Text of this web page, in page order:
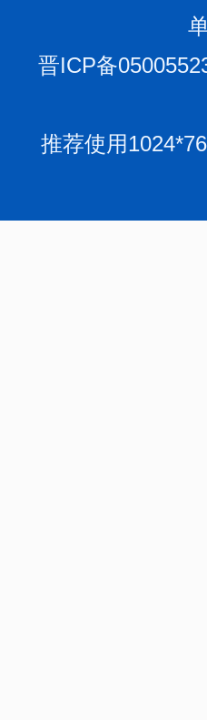
晋ICP备
推荐使用